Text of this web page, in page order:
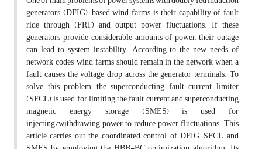
generators (DFIG)-based wind farms is their capability of fault
ride through (FRT) and output power fluctuations. If these
generators provide considerable amounts of power, their outage
can lead to system instability. According to the new needs of
network codes, wind farms should remain in the network when a
fault causes the voltage drop across the generator terminals. To
solve this problem, the superconducting fault current limiter
(SFCL) is used for limiting the fault current and superconducting
magnetic energy storage (SMES) is used for
injecting/withdrawing power to reduce power fluctuations. This
article carries out the coordinated control of DFIG, SFCL, and